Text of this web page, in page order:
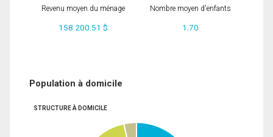
Revenu moyen du ménage
158 200.51 $
Nombre moyen d'enfants
1.70
Population à domicile
STRUCTURE À DOMICILE